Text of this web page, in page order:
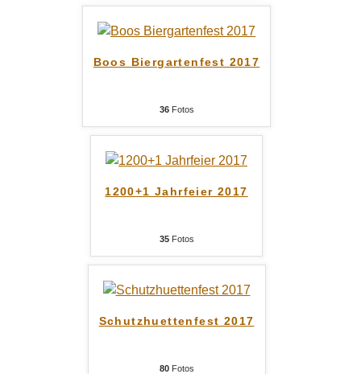
Boos Biergartenfest 2017
36Fotos
1200+1 Jahrfeier 2017
35Fotos
Schutzhuettenfest 2017
80Fotos